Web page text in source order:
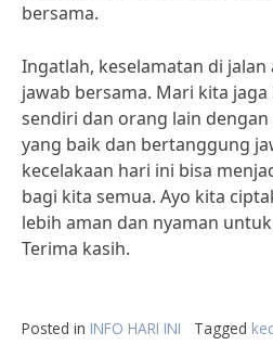
bersama.
Ingatlah, keselamatan di
jawab bersama. Mari kita
sendiri dan orang lain
yang baik dan bertanggung
kecelakaan hari ini bisa
bagi kita semua. Ayo kita
lebih aman dan nyaman
Terima kasih.
Posted in INFO HARI INI Tagged